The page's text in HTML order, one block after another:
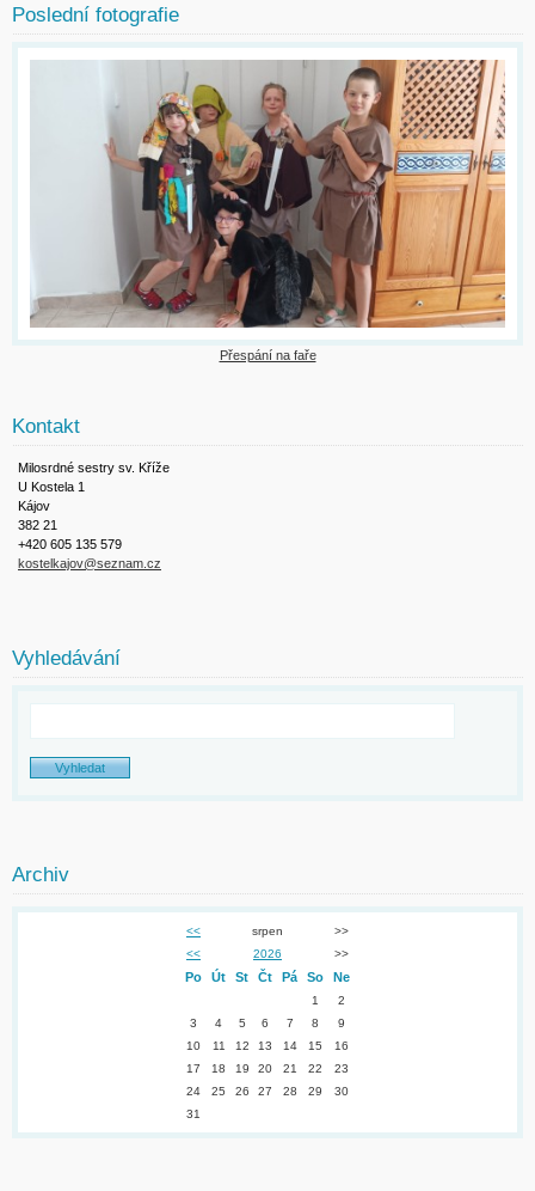
Poslední fotografie
Přespání na faře
Kontakt
Milosrdné sestry sv. Kříže
U Kostela 1
Kájov
382 21
+420 605 135 579
kostelkajov@seznam.cz
Vyhledávání
Archiv
<< srpen
>>
<<
2026 >>
Po Út St Čt Pá So Ne
1
2
3
4 5 6 7 8
9
10
11 12 13 14 15
16
17
18 19 20 21 22
23
24
25 26 27 28 29
30
31